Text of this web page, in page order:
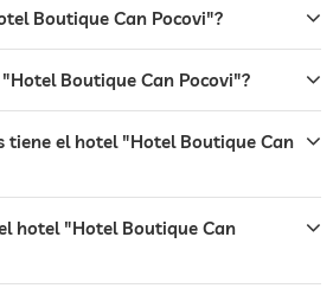
Cargos adicionales
Cargos adicionales
Boutique Can Pocovi"?
Boutique Can Pocovi"?
tiene el hotel "Hotel Boutique Can
hotel "Hotel Boutique Can